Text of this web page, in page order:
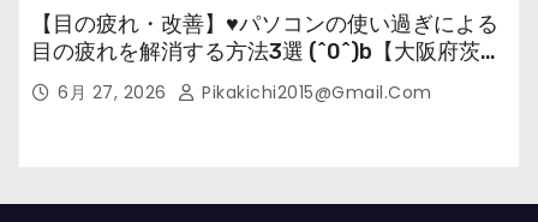
【目の疲れ・改善】♥パソコンの使い過ぎによる
目の疲れを解消する方法3選 (^0^)b【大阪府茨木
市の女性・美容鍼灸・整体師が教えます。】
6月 27, 2026 Pikakichi2015@gmail.com